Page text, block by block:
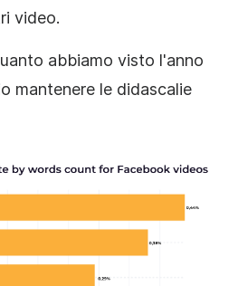
video.
abbiamo visto l'anno
mantenere le didascalie